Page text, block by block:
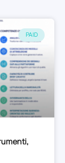
PAID